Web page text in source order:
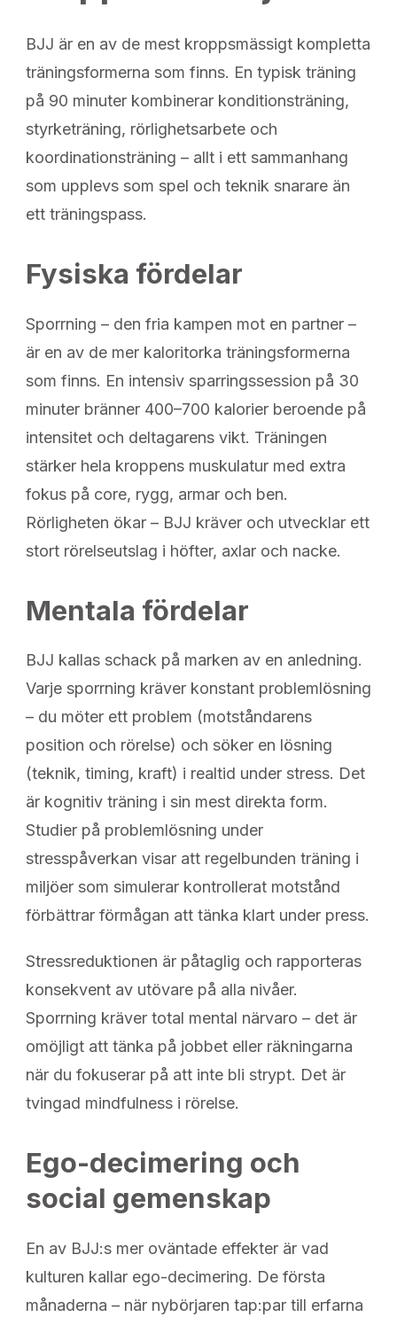
BJJ är en av de mest kroppsmässigt kompletta
träningsformerna som finns. En typisk träning
på 90 minuter kombinerar konditionsträning,
styrketräning, rörlighetsarbete och
koordinationsträning – allt i ett sammanhang
som upplevs som spel och teknik snarare än
ett träningspass.
Fysiska fördelar
Sporrning – den fria kampen mot en partner –
är en av de mer kaloritorka träningsformerna
som finns. En intensiv sparringssession på 30
minuter bränner 400–700 kalorier beroende på
intensitet och deltagarens vikt. Träningen
stärker hela kroppens muskulatur med extra
fokus på core, rygg, armar och ben.
Rörligheten ökar – BJJ kräver och utvecklar ett
stort rörelseutslag i höfter, axlar och nacke.
Mentala fördelar
BJJ kallas schack på marken av en anledning.
Varje sporrning kräver konstant problemlösning
– du möter ett problem (motståndarens
position och rörelse) och söker en lösning
(teknik, timing, kraft) i realtid under stress. Det
är kognitiv träning i sin mest direkta form.
Studier på problemlösning under
stresspåverkan visar att regelbunden träning i
miljöer som simulerar kontrollerat motstånd
förbättrar förmågan att tänka klart under press.
Stressreduktionen är påtaglig och rapporteras
konsekvent av utövare på alla nivåer.
Sporrning kräver total mental närvaro – det är
omöjligt att tänka på jobbet eller räkningarna
när du fokuserar på att inte bli strypt. Det är
tvingad mindfulness i rörelse.
Ego-decimering och
social gemenskap
En av BJJ:s mer oväntade effekter är vad
kulturen kallar ego-decimering. De första
månaderna – när nybörjaren tap:par till erfarna